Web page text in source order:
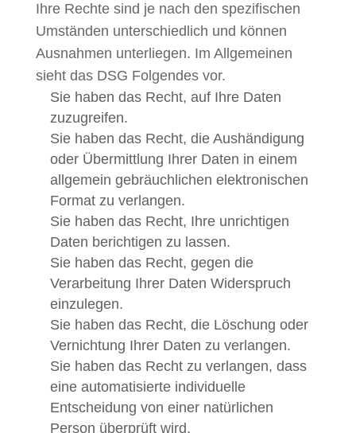
Ihre Rechte sind je nach den spezifischen
Umständen unterschiedlich und können
Ausnahmen unterliegen. Im Allgemeinen
sieht das DSG Folgendes vor.
Sie haben das Recht, auf Ihre Daten
zuzugreifen.
Sie haben das Recht, die Aushändigung
oder Übermittlung Ihrer Daten in einem
allgemein gebräuchlichen elektronischen
Format zu verlangen.
Sie haben das Recht, Ihre unrichtigen
Daten berichtigen zu lassen.
Sie haben das Recht, gegen die
Verarbeitung Ihrer Daten Widerspruch
einzulegen.
Sie haben das Recht, die Löschung oder
Vernichtung Ihrer Daten zu verlangen.
Sie haben das Recht zu verlangen, dass
eine automatisierte individuelle
Entscheidung von einer natürlichen
Person überprüft wird.